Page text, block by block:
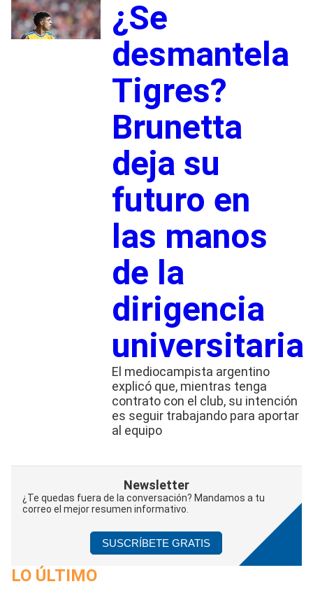
¿Se
desmantela
Tigres?
Brunetta
deja su
futuro en
las manos
de la
dirigencia
universitaria
El mediocampista argentino
explicó que, mientras tenga
contrato con el club, su intención
es seguir trabajando para aportar
al equipo
Newsletter
¿Te quedas fuera de la conversación? Mandamos a tu
correo el mejor resumen informativo.
SUSCRÍBETE GRATIS
LO ÚLTIMO